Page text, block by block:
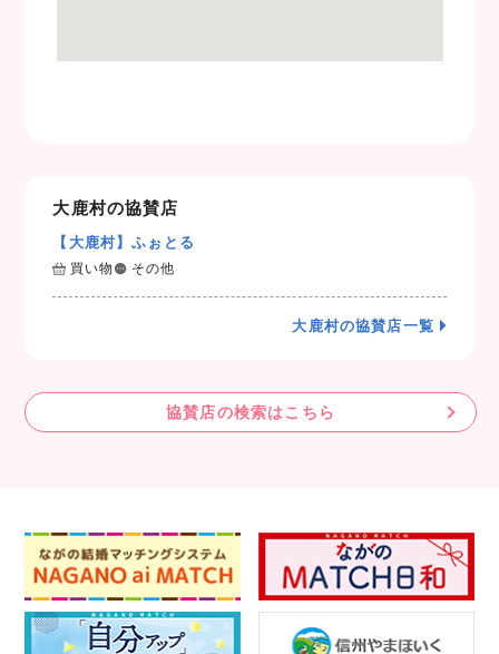
大鹿村の協賛店
【大鹿村】ふぉとる
買い物 その他
大鹿村の協賛店一覧
協賛店の検索はこちら